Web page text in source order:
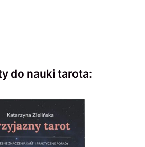
do nauki tarota: